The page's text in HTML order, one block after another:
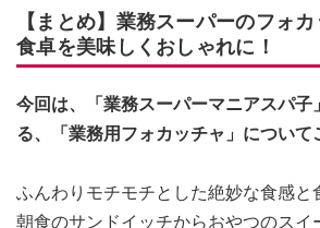
【まとめ】業務スーパーのフォ
食卓を美味しくおしゃれに！
今回は、「業務スーパーマニアスパ子
る、「業務用フォカッチャ」について
ふんわりモチモチとした絶妙な食感と
朝食のサンドイッチからおやつのスイ